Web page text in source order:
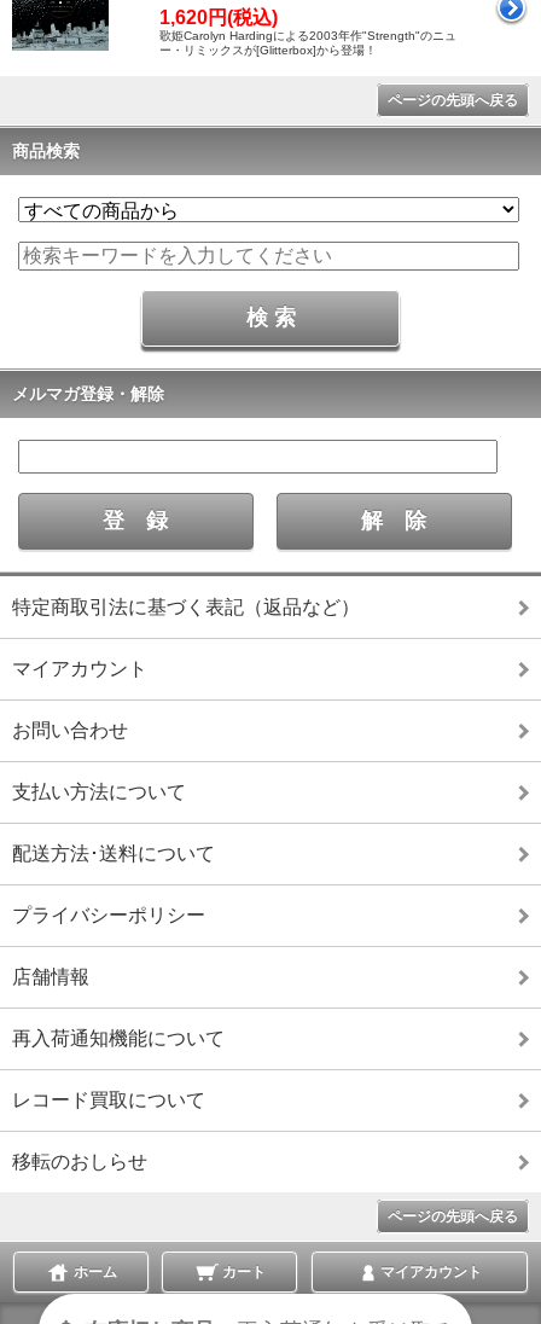
1,620円(税込)
歌姫Carolyn Hardingによる2003年作"Strength"のニュ
ー・リミックスが[Glitterbox]から登場！
ページの先頭へ戻る
商品検索
メルマガ登録・解除
特定商取引法に基づく表記（返品など）
マイアカウント
お問い合わせ
支払い方法について
配送方法･送料について
プライバシーポリシー
店舗情報
再入荷通知機能について
レコード買取について
移転のおしらせ
ページの先頭へ戻る
ホーム カート マイアカウント